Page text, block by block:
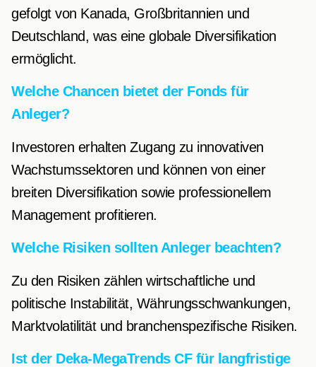
gefolgt von Kanada, Großbritannien und
Deutschland, was eine globale Diversifikation
ermöglicht.
Welche Chancen bietet der Fonds für
Anleger?
Investoren erhalten Zugang zu innovativen
Wachstumssektoren und können von einer
breiten Diversifikation sowie professionellem
Management profitieren.
Welche Risiken sollten Anleger beachten?
Zu den Risiken zählen wirtschaftliche und
politische Instabilität, Währungsschwankungen,
Marktvolatilität und branchenspezifische Risiken.
Ist der Deka-MegaTrends CF für langfristige